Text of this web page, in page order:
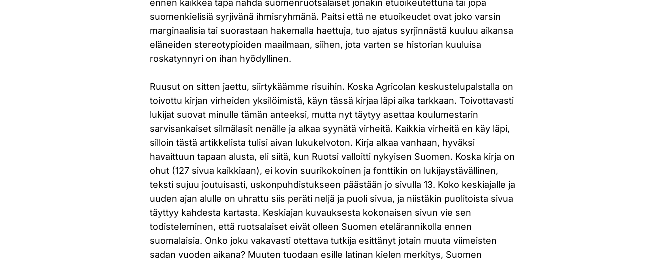
ennen kaikkea tapa nähdä suomenruotsalaiset jonakin etuoikeutettuna tai jopa
suomenkielisiä syrjivänä ihmisryhmänä. Paitsi että ne etuoikeudet ovat joko varsin
marginaalisia tai suorastaan hakemalla haettuja, tuo ajatus syrjinnästä kuuluu aikansa
eläneiden stereotypioiden maailmaan, siihen, jota varten se historian kuuluisa
roskatynnyri on ihan hyödyllinen.
Ruusut on sitten jaettu, siirtykäämme risuihin. Koska Agricolan keskustelupalstalla on
toivottu kirjan virheiden yksilöimistä, käyn tässä kirjaa läpi aika tarkkaan. Toivottavasti
lukijat suovat minulle tämän anteeksi, mutta nyt täytyy asettaa koulumestarin
sarvisankaiset silmälasit nenälle ja alkaa syynätä virheitä. Kaikkia virheitä en käy läpi,
silloin tästä artikkelista tulisi aivan lukukelvoton. Kirja alkaa vanhaan, hyväksi
havaittuun tapaan alusta, eli siitä, kun Ruotsi valloitti nykyisen Suomen. Koska kirja on
ohut (127 sivua kaikkiaan), ei kovin suurikokoinen ja fonttikin on lukijaystävällinen,
teksti sujuu joutuisasti, uskonpuhdistukseen päästään jo sivulla 13. Koko keskiajalle ja
uuden ajan alulle on uhrattu siis peräti neljä ja puoli sivua, ja niistäkin puolitoista sivua
täyttyy kahdesta kartasta. Keskiajan kuvauksesta kokonaisen sivun vie sen
todisteleminen, että ruotsalaiset eivät olleen Suomen etelärannikolla ennen
suomalaisia. Onko joku vakavasti otettava tutkija esittänyt jotain muuta viimeisten
sadan vuoden aikana? Muuten tuodaan esille latinan kielen merkitys, Suomen